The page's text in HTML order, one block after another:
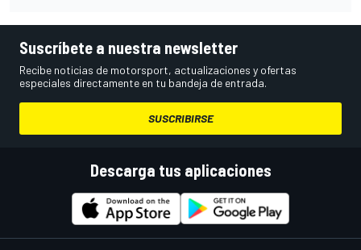
Suscríbete a nuestra newsletter
Recibe noticias de motorsport, actualizaciones y ofertas
especiales directamente en tu bandeja de entrada.
SUSCRIBIRSE
Descarga tus aplicaciones